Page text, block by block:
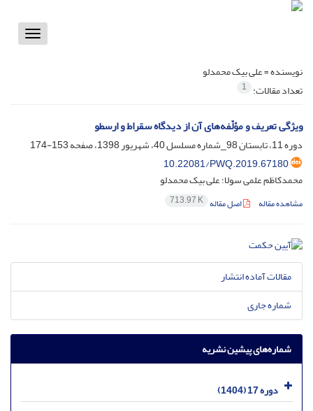
Toggle
نویسنده =علی بیک محمدلو
تعداد مقالات: 1
ویژگی تعریف و مؤلّفه‌های آن از دیدگاه سقراط و ارسطو
دوره 11، تابستان 98_شماره مسلسل 40، شهریور 1398، صفحه
153-174
10.22081/PWQ.2019.67180
محمدکاظم علمی سولا؛ علی بیک محمدلو
مشاهده مقاله اصل مقاله 713.97 K
مقالات آماده انتشار
شماره جاری
شماره‌های پیشین نشریه
دوره 17 (1404)